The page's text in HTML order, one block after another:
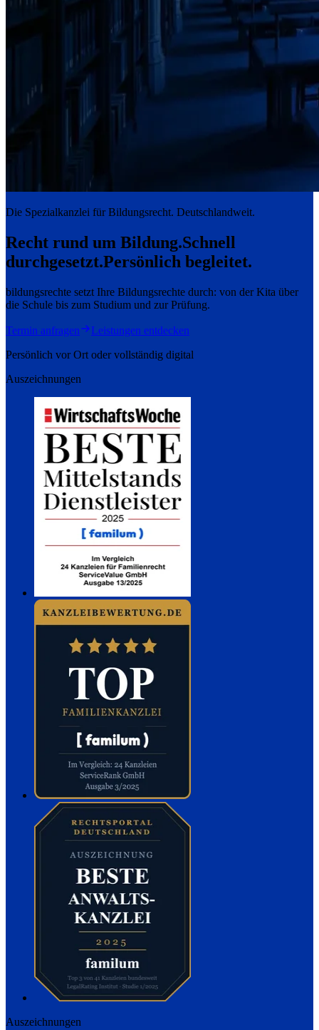
Die Spezialkanzlei für Bildungsrecht. Deutschlandweit.
Recht rund um Bildung.Schnell
durchgesetzt.Persönlich begleitet.
bildungsrechte setzt Ihre Bildungsrechte durch: von der Kita über
die Schule bis zum Studium und zur Prüfung.
Termin anfragen
Leistungen entdecken
Persönlich vor Ort oder vollständig digital
Auszeichnungen
Auszeichnungen